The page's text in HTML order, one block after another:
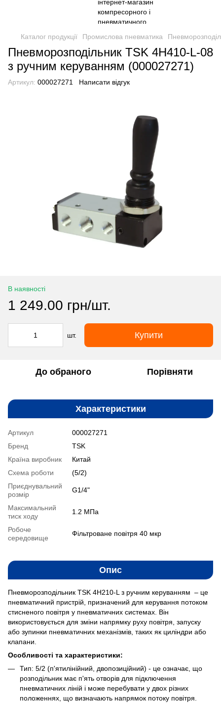
Каталог продукції Промислова пневматика
Пневморозподільник TSK 4H410-L-08
з ручним керуванням (000027271)
Артикул: 000027271 Написати відгук
В наявності
1 249.00 грн/шт.
шт. Купити
До обраного Порівняти
Характеристики
Артикул
000027271
Бренд
TSK
Країна виробник
Китай
Схема роботи
(5/2)
Приєднувальний
розмір
G1/4"
Максимальний
тиск ходу
1.2 MПа
Робоче
середовище
Фільтроване повітря 40 мкр
Опис
Пневморозподільник TSK 4H210-L з ручним керуванням – це
пневматичний пристрій, призначений для керування потоком
стисненого повітря у пневматичних системах. Він
використовується для зміни напрямку руху повітря, запуску
або зупинки пневматичних механізмів, таких як циліндри або
клапани.
Особливості та характеристики:
Тип: 5/2 (п'ятилінійний, двопозиційний) - це означає, що
розподільник має п'ять отворів для підключення
пневматичних ліній і може перебувати у двох різних
положеннях, що визначають напрямок потоку повітря.